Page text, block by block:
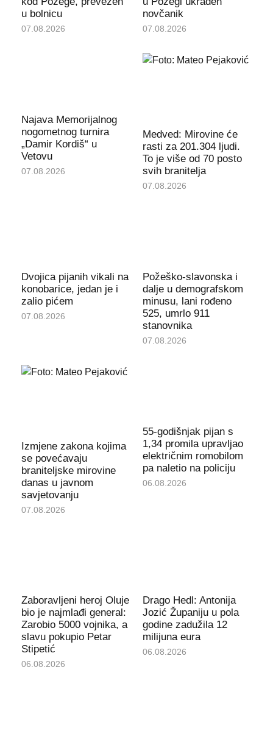
u bolnicu
07.08.2026
novčanik
07.08.2026
Najava Memorijalnog
nogometnog turnira
„Damir Kordiš“ u
Vetovu
07.08.2026
Medved: Mirovine će
rasti za 201.304 ljudi.
To je više od 70 posto
svih branitelja
07.08.2026
Dvojica pijanih vikali na
konobarice, jedan je i
zalio pićem
07.08.2026
Požeško-slavonska i
dalje u demografskom
minusu, lani rođeno
525, umrlo 911
stanovnika
07.08.2026
Izmjene zakona kojima
se povećavaju
braniteljske mirovine
danas u javnom
savjetovanju
07.08.2026
55-godišnjak pijan s
1,34 promila upravljao
električnim romobilom
pa naletio na policiju
06.08.2026
Zaboravljeni heroj Oluje
bio je najmlađi general:
Zarobio 5000 vojnika, a
slavu pokupio Petar
Stipetić
06.08.2026
Drago Hedl: Antonija
Jozić Županiju u pola
godine zadužila 12
milijuna eura
06.08.2026